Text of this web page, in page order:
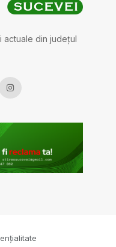
actuale din județul